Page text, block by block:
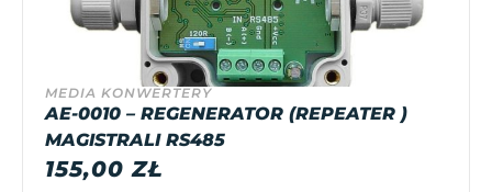
MEDIA KONWERTERY
AE-0010 – REGENERATOR (REPEATER )
MAGISTRALI RS485
155,00ZŁ